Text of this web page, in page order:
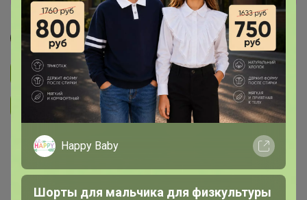
Джилка
Подписаться на закупку
Подписаться на организатора 6.7K
В архиве
—
Happy Baby
Шорты для мальчика для физкультуры